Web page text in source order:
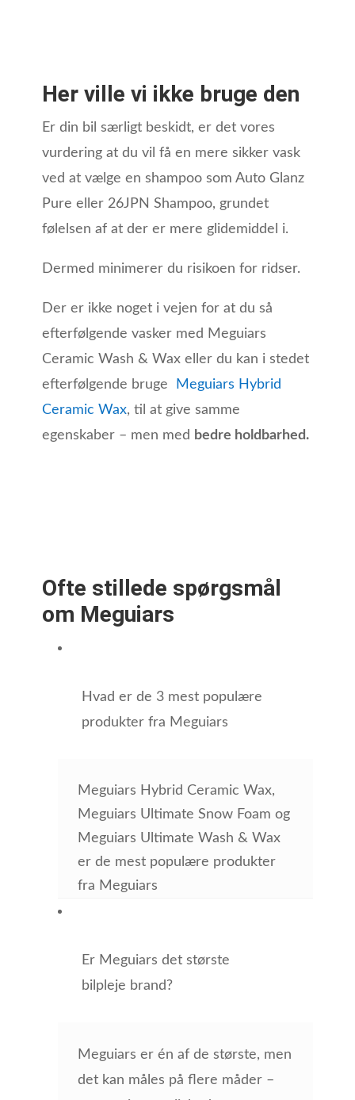
Her ville vi ikke bruge den
Er din bil særligt beskidt, er det vores
vurdering at du vil få en mere sikker vask
ved at vælge en shampoo som Auto Glanz
Pure eller 26JPN Shampoo, grundet
følelsen af at der er mere glidemiddel i.
Dermed minimerer du risikoen for ridser.
Der er ikke noget i vejen for at du så
efterfølgende vasker med Meguiars
Ceramic Wash & Wax eller du kan i stedet
efterfølgende bruge
Meguiars Hybrid
Ceramic Wax, til at give samme
egenskaber – men med bedre holdbarhed.
Ofte stillede spørgsmål
om Meguiars
Hvad er de 3 mest populære
produkter fra Meguiars
Meguiars Hybrid Ceramic Wax,
Meguiars Ultimate Snow Foam og
Meguiars Ultimate Wash & Wax
er de mest populære produkter
fra Meguiars
Er Meguiars det største
bilpleje brand?
Meguiars er én af de største, men
det kan måles på flere måder –